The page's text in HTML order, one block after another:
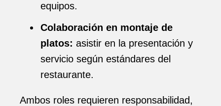
equipos.
Colaboración en montaje de
platos: asistir en la presentación y
servicio según estándares del
restaurante.
Ambos roles requieren responsabilidad,